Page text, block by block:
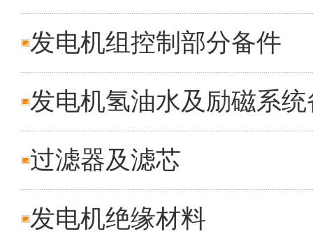
发电机组控制部分备件
发电机氢油水及励磁系统
过滤器及滤芯
发电机绝缘材料